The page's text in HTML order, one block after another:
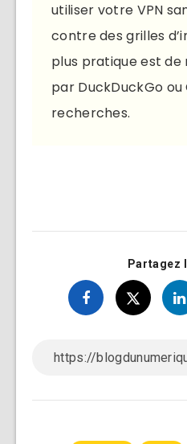
utiliser votre VPN
contre des grilles
plus pratique est
par DuckDuckGo
recherches.
Partagez